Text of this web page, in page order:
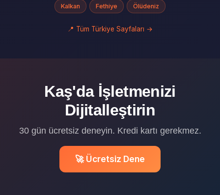
Kalkan Fethiye Ölüdeniz
📍 Tüm Türkiye Sayfaları →
Kaş'da İşletmenizi
Dijitalleştirin
30 gün ücretsiz deneyin. Kredi kartı gerekmez.
🚀 Ücretsiz Dene